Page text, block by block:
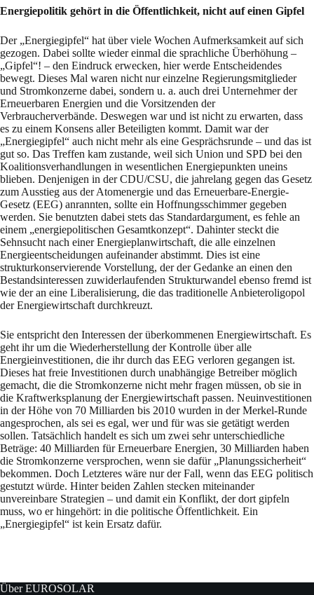
Energiepolitik gehört in die Öffentlichkeit, nicht auf einen Gipfel
Der „Energiegipfel“ hat über viele Wochen Aufmerksamkeit auf sich
gezogen. Dabei sollte wieder einmal die sprachliche Überhöhung –
„Gipfel“! – den Eindruck erwecken, hier werde Entscheidendes
bewegt. Dieses Mal waren nicht nur einzelne Regierungsmitglieder
und Stromkonzerne dabei, sondern u. a. auch drei Unternehmer der
Erneuerbaren Energien und die Vorsitzenden der
Verbraucherverbände. Deswegen war und ist nicht zu erwarten, dass
es zu einem Konsens aller Beteiligten kommt. Damit war der
„Energiegipfel“ auch nicht mehr als eine Gesprächsrunde – und das ist
gut so. Das Treffen kam zustande, weil sich Union und SPD bei den
Koalitionsverhandlungen in wesentlichen Energiepunkten uneins
blieben. Denjenigen in der CDU/CSU, die jahrelang gegen das Gesetz
zum Ausstieg aus der Atomenergie und das Erneuerbare-Energie-
Gesetz (EEG) anrannten, sollte ein Hoffnungsschimmer gegeben
werden. Sie benutzten dabei stets das Standardargument, es fehle an
einem „energiepolitischen Gesamtkonzept“. Dahinter steckt die
Sehnsucht nach einer Energieplanwirtschaft, die alle einzelnen
Energieentscheidungen aufeinander abstimmt. Dies ist eine
strukturkonservierende Vorstellung, der der Gedanke an einen den
Bestandsinteressen zuwiderlaufenden Strukturwandel ebenso fremd ist
wie der an eine Liberalisierung, die das traditionelle Anbieteroligopol
der Energiewirtschaft durchkreuzt.
Sie entspricht den Interessen der überkommenen Energiewirtschaft. Es
geht ihr um die Wiederherstellung der Kontrolle über alle
Energieinvestitionen, die ihr durch das EEG verloren gegangen ist.
Dieses hat freie Investitionen durch unabhängige Betreiber möglich
gemacht, die die Stromkonzerne nicht mehr fragen müssen, ob sie in
die Kraftwerksplanung der Energiewirtschaft passen. Neuinvestitionen
in der Höhe von 70 Milliarden bis 2010 wurden in der Merkel-Runde
angesprochen, als sei es egal, wer und für was sie getätigt werden
sollen. Tatsächlich handelt es sich um zwei sehr unterschiedliche
Beträge: 40 Milliarden für Erneuerbare Energien, 30 Milliarden haben
die Stromkonzerne versprochen, wenn sie dafür „Planungssicherheit“
bekommen. Doch Letzteres wäre nur der Fall, wenn das EEG politisch
gestutzt würde. Hinter beiden Zahlen stecken miteinander
unvereinbare Strategien – und damit ein Konflikt, der dort gipfeln
muss, wo er hingehört: in die politische Öffentlichkeit. Ein
„Energiegipfel“ ist kein Ersatz dafür.
Über EUROSOLAR